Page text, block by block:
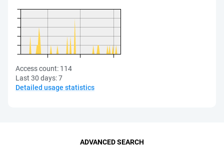
Access count: 114
Last 30 days:7
Detailed usage statistics
ADVANCED SEARCH